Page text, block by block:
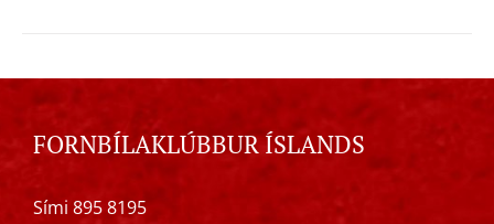
FORNBÍLAKLÚBBUR ÍSLANDS
Sími 895 8195